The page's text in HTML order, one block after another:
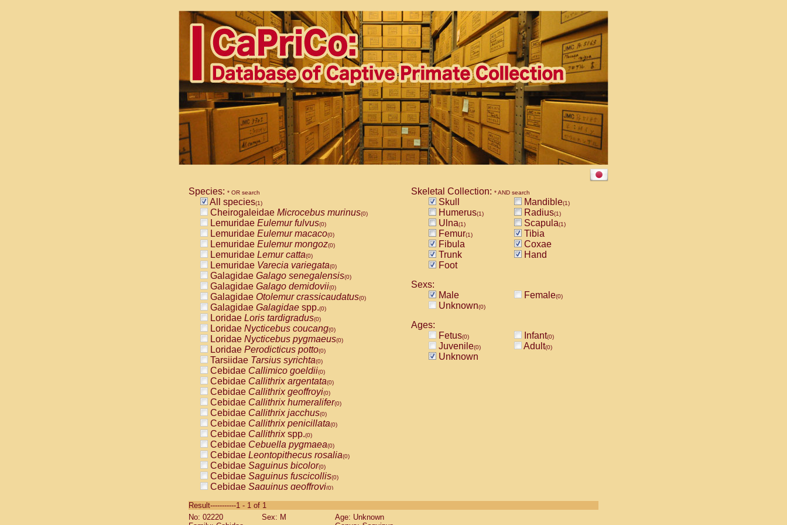
Species: * OR search
All species(1)
Cheirogaleidae Microcebus murinus(0)
Lemuridae Eulemur fulvus(0)
Lemuridae Eulemur macaco(0)
Lemuridae Eulemur mongoz(0)
Lemuridae Lemur catta(0)
Lemuridae Varecia variegata(0)
Galagidae Galago senegalensis(0)
Galagidae Galago demidovii(0)
Galagidae Otolemur crassicaudatus(0)
Galagidae Galagidae spp.(0)
Loridae Loris tardigradus(0)
Loridae Nycticebus coucang(0)
Loridae Nycticebus pygmaeus(0)
Loridae Perodicticus potto(0)
Tarsiidae Tarsius syrichta(0)
Cebidae Callimico goeldii(0)
Cebidae Callithrix argentata(0)
Cebidae Callithrix geoffroyi(0)
Cebidae Callithrix humeralifer(0)
Cebidae Callithrix jacchus(0)
Cebidae Callithrix penicillata(0)
Cebidae Callithrixspp.(0)
Cebidae Cebuella pygmaea(0)
Cebidae Leontopithecus rosalia(0)
Cebidae Saguinus bicolor(0)
Cebidae Saguinus fuscicollis(0)
Cebidae Saguinus geoffroyi(0)
CebidaeSaguinus labiatus(0)
Cebidae Saguinus leucopus (0)
Skeletal Collection: * AND search
Skull Mandible(1)
Humerus(1) Radius(1)
Ulna(1) Scapula(1)
Femur(1)
Tibia
Fibula
Coxae
Trunk
Hand
Foot
Sexs:
Male
Female(0)
Unknown(0)
Ages:
Fetus(0) Infant(0)
Juvenile(0) Adult(0)
Unknown
Result-----------1 - 1 of 1
No: 02220
Sex: M
Age: Unknown